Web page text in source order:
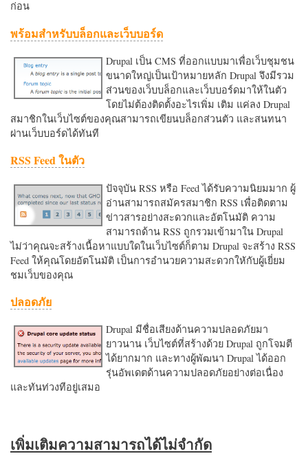
ก่อน
พร้อมสำหรับบล็อกและเว็บบอร์ด
Drupal เป็น CMS ที่ออกแบบมาเพื่อเว็บชุมชน
ขนาดใหญ่เป็นเป้าหมายหลัก Drupal จึงมีรวม
ส่วนของเว็บบล็อกและเว็บบอร์ดมาให้ในตัว
โดยไม่ต้องติดตั้งอะไรเพิ่ม เติม แค่ลง Drupal
สมาชิกในเว็บไซต์ของคุณสามารถเขียนบล็อกส่วนตัว และสนทนา
ผ่านเว็บบอร์ดได้ทันที
RSS Feed ในตัว
ปัจจุบัน RSS หรือ Feed ได้รับความนิยมมาก ผู้
อ่านสามารถสมัครสมาชิก RSS เพื่อติดตาม
ข่าวสารอย่างสะดวกและอัตโนมัติ ความ
สามารถด้าน RSS ถูกรวมเข้ามาใน Drupal
ไม่ว่าคุณจะสร้างเนื้อหาแบบใดในเว็บไซต์ก็ตาม Drupal จะสร้าง RSS
Feed ให้คุณโดยอัตโนมัติ เป็นการอำนวยความสะดวกใหักับผู้เยี่ยม
ชมเว็บของคุณ
ปลอดภัย
Drupal มีชื่อเสียงด้านความปลอดภัยมา
ยาวนาน เว็บไซต์ที่สร้างด้วย Drupal ถูกโจมตี
ได้ยากมาก และทางผู้พัฒนา Drupal ได้ออก
รุ่นอัพเดตด้านความปลอดภัยอย่างต่อเนื่อง
และทันท่วงทีอยู่เสมอ
เพิ่มเติมความสามารถได้ไม่จำกัด